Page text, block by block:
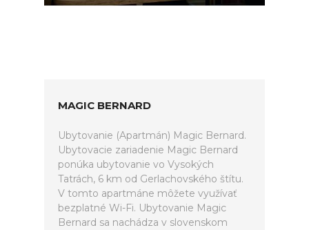
MAGIC BERNARD
Ubytovanie (Apartmán) Magic Bernard.
Ubytovacie zariadenie Magic Bernard
ponúka ubytovanie vo Vysokých
Tatrách, 6 km od Gerlachovského štítu.
V tomto apartmáne môžete využívať
bezplatné Wi-Fi. Ubytovanie Magic
Bernard sa nachádza v slovenskom